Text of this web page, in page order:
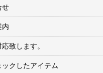
せ
内
致します。
クしたアイテム